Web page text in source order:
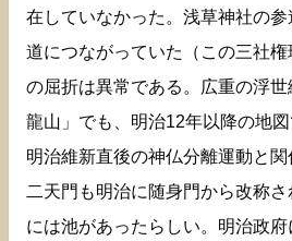
在していなかった。浅草神社の
道につながっていた（この三社
の屈折は異常である。広重の浮
龍山」でも、明治12年以降の地図
明治維新直後の神仏分離運動と関
二天門も明治に随身門から改称
には池があったらしい。明治政